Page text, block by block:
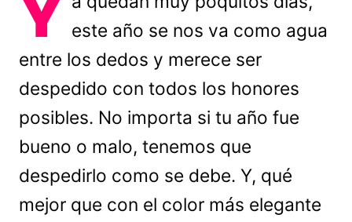
Y este año se nos va como agua
entre los dedos y merece ser
despedido con todos los honores
posibles. No importa si tu año fue
bueno o malo, tenemos que
despedirlo como se debe. Y, qué
mejor que con el color más elegante